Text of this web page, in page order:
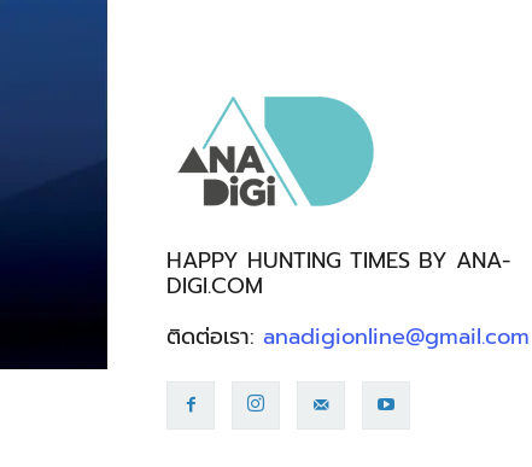
HAPPY HUNTING TIMES BY ANA-
DIGI.COM
ติดต่อเรา: anadigionline@gmail.com